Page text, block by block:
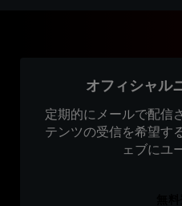
オフィシャル
定期的にメールで配信
テンツの受信を希望す
ェブにユ